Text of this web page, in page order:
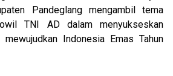
Pandeglang mengambil tema
TNI AD dalam menyukseskan
Indonesia Emas Tahun